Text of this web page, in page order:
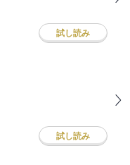
試し読み
試し読み